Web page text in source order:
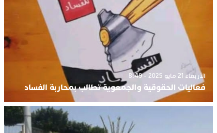
الأربعاء 21 مايو 2025 - 8:49
فعاليات الحقوقية والجمعوية تطالب بمحاربة الفساد